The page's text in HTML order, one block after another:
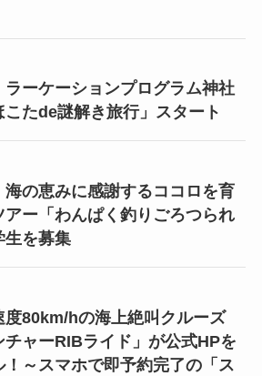
ラーケーションプログラム神社
たde謎解き旅行」スタート
海の恵みに感謝するココロを育
アー「わんぱく釣りごろつられ
生を募集
度80km/hの海上絶叫クルーズ
チャーRIBライド」が公式HPを
～スマホで即予約完了の「ス